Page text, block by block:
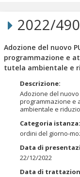
Salta
navigazione
2022/
Adozione del nuovo
programmazione e
tutela ambientale e
Descrizione:
Adozione del
programmazione e
ambientale e
Categoria istanza:
ordini del giorno-
Data di
22/12/2022
Data di